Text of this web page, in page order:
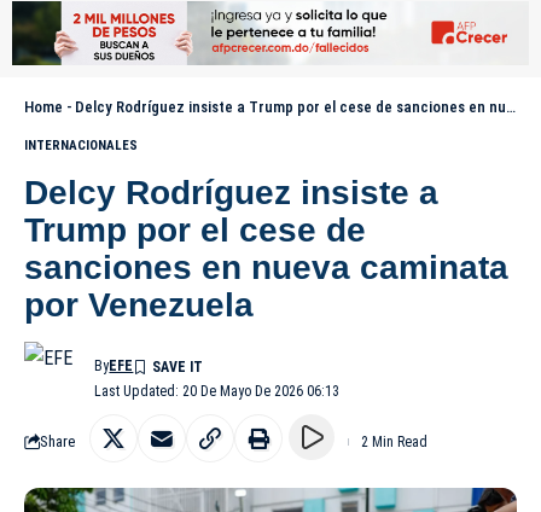
Home - Delcy Rodríguez insiste a Trump por el cese de sanciones en nueva caminata por Venezuela
INTERNACIONALES
Delcy Rodríguez insiste a
Trump por el cese de
sanciones en nueva caminata
por Venezuela
Last Updated: 20 De Mayo De 2026 06:13
ByEFE
Share 2 Min Read